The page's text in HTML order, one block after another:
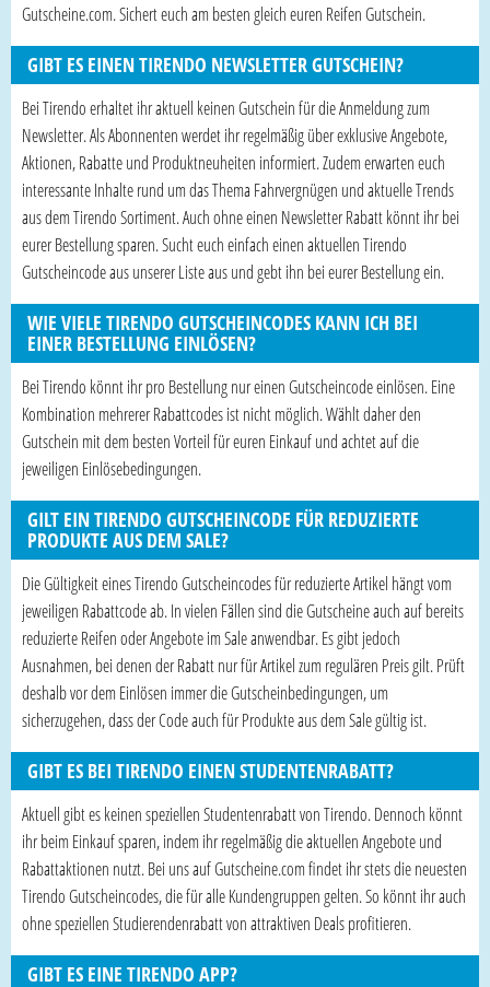
Gutscheine.com. Sichert euch am besten gleich euren Reifen Gutschein.
GIBT ES EINEN TIRENDO NEWSLETTER GUTSCHEIN?
Bei Tirendo erhaltet ihr aktuell keinen Gutschein für die Anmeldung zum
Newsletter. Als Abonnenten werdet ihr regelmäßig über exklusive Angebote,
Aktionen, Rabatte und Produktneuheiten informiert. Zudem erwarten euch
interessante Inhalte rund um das Thema Fahrvergnügen und aktuelle Trends
aus dem Tirendo Sortiment. Auch ohne einen Newsletter Rabatt könnt ihr bei
eurer Bestellung sparen. Sucht euch einfach einen aktuellen Tirendo
Gutscheincode aus unserer Liste aus und gebt ihn bei eurer Bestellung ein.
WIE VIELE TIRENDO GUTSCHEINCODES KANN ICH BEI
EINER BESTELLUNG EINLÖSEN?
Bei Tirendo könnt ihr pro Bestellung nur einen Gutscheincode einlösen. Eine
Kombination mehrerer Rabattcodes ist nicht möglich. Wählt daher den
Gutschein mit dem besten Vorteil für euren Einkauf und achtet auf die
jeweiligen Einlösebedingungen.
GILT EIN TIRENDO GUTSCHEINCODE FÜR REDUZIERTE
PRODUKTE AUS DEM SALE?
Die Gültigkeit eines Tirendo Gutscheincodes für reduzierte Artikel hängt vom
jeweiligen Rabattcode ab. In vielen Fällen sind die Gutscheine auch auf bereits
reduzierte Reifen oder Angebote im Sale anwendbar. Es gibt jedoch
Ausnahmen, bei denen der Rabatt nur für Artikel zum regulären Preis gilt. Prüft
deshalb vor dem Einlösen immer die Gutscheinbedingungen, um
sicherzugehen, dass der Code auch für Produkte aus dem Sale gültig ist.
GIBT ES BEI TIRENDO EINEN STUDENTENRABATT?
Aktuell gibt es keinen speziellen Studentenrabatt von Tirendo. Dennoch könnt
ihr beim Einkauf sparen, indem ihr regelmäßig die aktuellen Angebote und
Rabattaktionen nutzt. Bei uns auf Gutscheine.com findet ihr stets die neuesten
Tirendo Gutscheincodes, die für alle Kundengruppen gelten. So könnt ihr auch
ohne speziellen Studierendenrabatt von attraktiven Deals profitieren.
GIBT ES EINE TIRENDO APP?